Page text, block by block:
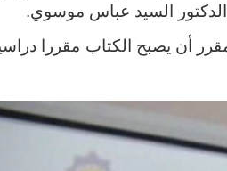
الدكتور السيد عباس موسوي.
أن يصبح الكتاب مقررا